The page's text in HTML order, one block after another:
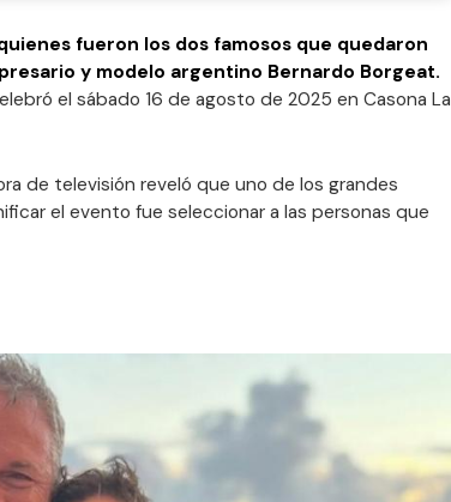
fueron los dos famosos que quedaron
y modelo argentino Bernardo Borgeat.
el sábado 16 de agosto de 2025 en Casona La
de televisión reveló que uno de los grandes
el evento fue seleccionar a las personas que